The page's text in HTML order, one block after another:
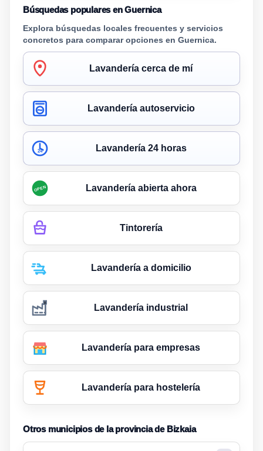
Búsquedas populares en Guernica
Explora búsquedas locales frecuentes y servicios
concretos para comparar opciones en Guernica.
Lavandería cerca de mí
Lavandería autoservicio
24 Lavandería 24 horas
OPEN Lavandería abierta ahora
Tintorería
Lavandería a domicilio
Lavandería industrial
Lavandería para empresas
Lavandería para hostelería
Otros municipios de la provincia de Bizkaia